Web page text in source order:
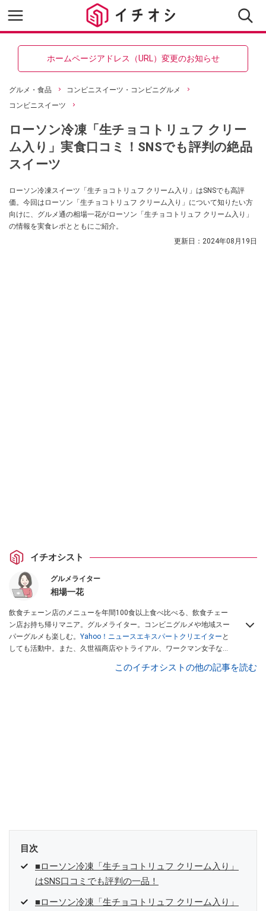
ホームページアドレス（URL）変更のお知らせ
グルメ・食品
コンビニスイーツ・コンビニグルメ
コンビニスイーツ
ローソン冷凍「生チョコトリュフ クリー
ム入り」実食口コミ！SNSでも評判の絶品
スイーツ
ローソン冷凍スイーツ「生チョコトリュフ クリーム入り」はSNSでも高評
価。今回はローソン「生チョコトリュフ クリーム入り」について知りたい方
向けに、グルメ通の相場一花がローソン「生チョコトリュフ クリーム入り」
の情報を実食レポとともにご紹介。
更新日： 2024年08月19日
イチオシスト
グルメライター
相場一花
飲食チェーン店のメニューを年間100食以上食べ比べる、飲食チェー
ン店お持ち帰りマニア。グルメライター。コンビニグルメや地域スー
パーグルメも楽しむ。 Yahoo！ニュースエキスパートクリエイター と
しても活動中。また、久世福商店やトライアル、ワークマン女子など
、集英社「週刊プレイボーイ」、宝島
このイチオシストの他の記事を読む
目次
■ローソン冷凍「生チョコトリュフ クリーム入り」
はSNS口コミでも評判の一品！
■ローソン冷凍「生チョコトリュフ クリーム入り」